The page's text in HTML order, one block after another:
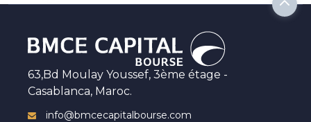
63,Bd Moulay Youssef, 3ème étage -
Casablanca, Maroc.
info@bmcecapitalbourse.com